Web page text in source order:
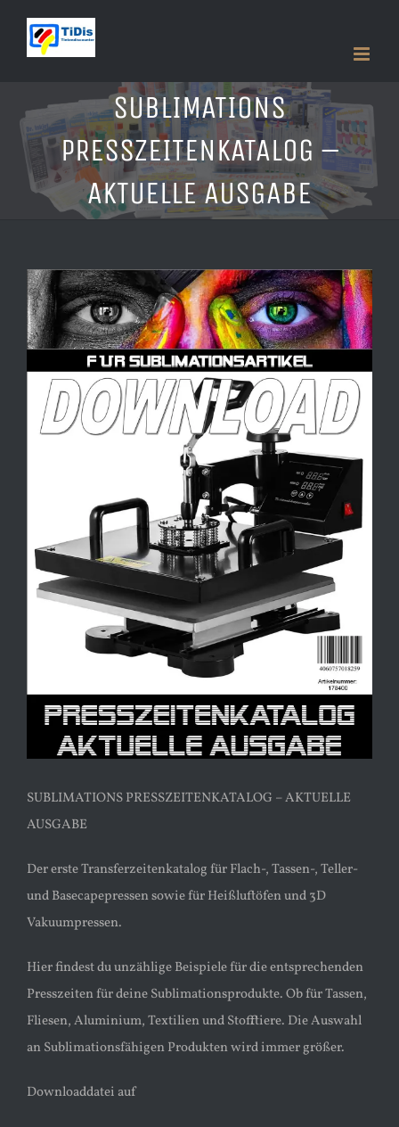
Inhalt
SUBLIMATIONS
PRESSZEITENKATALOG –
AKTUELLE AUSGABE
Zeige
grösseres
Bild
SUBLIMATIONS PRESSZEITENKATALOG – AKTUELLE
AUSGABE
Der erste Transferzeitenkatalog für Flach-, Tassen-, Teller-
und Basecapepressen sowie für Heißluftöfen und 3D
Vakuumpressen.
Hier findest du unzählige Beispiele für die entsprechenden
Presszeiten für deine Sublimationsprodukte. Ob für Tassen,
Fliesen, Aluminium, Textilien und Stofftiere. Die Auswahl
an Sublimationsfähigen Produkten wird immer größer.
Downloaddatei auf